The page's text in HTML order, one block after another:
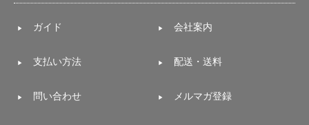
ガイド 会社案内
支払い方法 配送・送料
問い合わせ メルマガ登録